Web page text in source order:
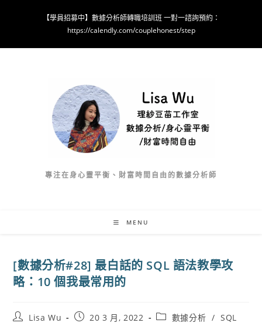
【學員招募中】數據分析師轉職培訓班 一對一諮詢預約：
https://calendly.com/couplehonest/step
專注在身心靈平衡、財富時間自由的數據分析師
MENU
[數據分析#28] 最白話的 SQL 語法教學攻
略：10 個我最常用的
PostLisa Wu
Post20 3 月, 2022
Post數據分析 / SQL